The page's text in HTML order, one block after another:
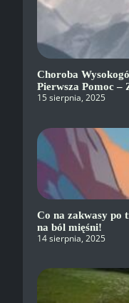
Choroba
Pierwsza Pomoc –
15 sierpnia, 2025
Co na zakwasy po
na ból mięśni!
14 sierpnia, 2025